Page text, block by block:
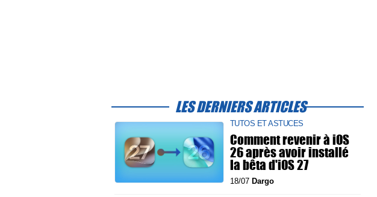
LES DERNIERS ARTICLES
TUTOS ET ASTUCES
Comment revenir à iOS
26 après avoir installé
la bêta d'iOS 27
18/07 Dargo